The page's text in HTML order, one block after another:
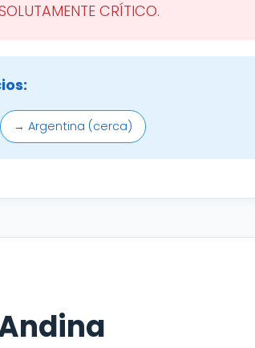
CRÍTICO.
→ Argentina (cerca)